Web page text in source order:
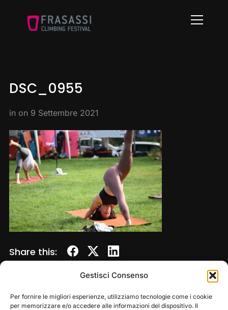
Gestisci Consenso
Per fornire le migliori esperienze, utilizziamo tecnologie come i cookie
per memorizzare e/o accedere alle informazioni del dispositivo. Il
Info
DSC_0955
in on 9 Settembre 2021
Share this: